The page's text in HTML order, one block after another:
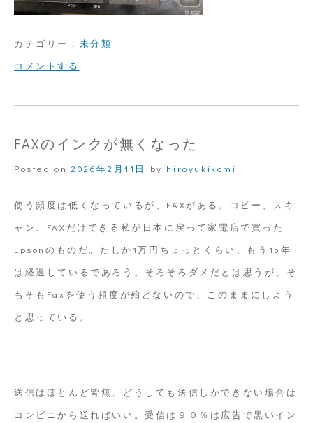
カテゴリー： 未分類
コメントする
年
お
疲
れ
EPSON
FAXのインクが無くなった
Posted on 2026年2月11日 by hiroyukikomi
使う頻度は低くなっているが、FAXがある。コピー、スキ
ャン、FAXだけできる私が日本に戻って家電店で買った
Epsonのものだ。たしか1万円ちょっとくらい、もう15年
は経過しているであろう。そろそろダメだとは思うが、そ
もそもFaxを使う頻度が殆どないので、このままにしよう
と思っている。
送信はほとんど皆無、どうしても送信しかできない場合は
コンビニから送ればいい。受信は９０％は広告で黒いイン